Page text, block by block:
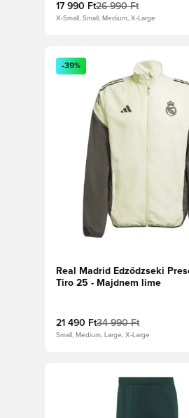
17 990 Ft26 990 Ft
X-Small, Small, Medium, X-Large
Megnyit egy modált a
-39%
Real Madrid Edződzseki
Tiro 25 - Majdnem lime
21 490 Ft34 990 Ft
Small, Medium, Large, X-Large
Megnyit egy modált a